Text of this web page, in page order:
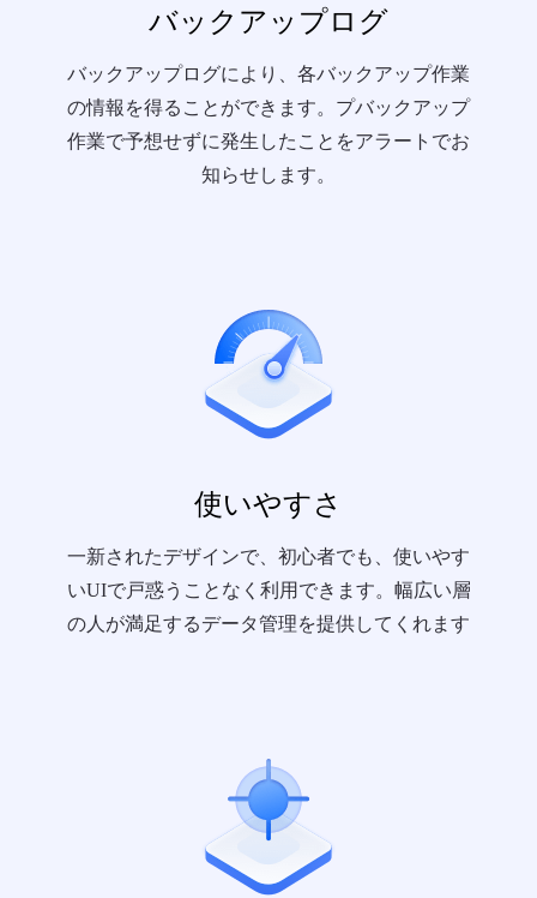
バックアップログ
バックアップログにより、各バックアップ作業
の情報を得ることができます。プバックアップ
作業で予想せずに発生したことをアラートでお
知らせします。
使いやすさ
一新されたデザインで、初心者でも、使いやす
いUIで戸惑うことなく利用できます。幅広い層
の人が満足するデータ管理を提供してくれます